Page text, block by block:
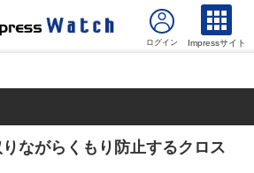
Impressサイト
ながらくもり防止するクロス